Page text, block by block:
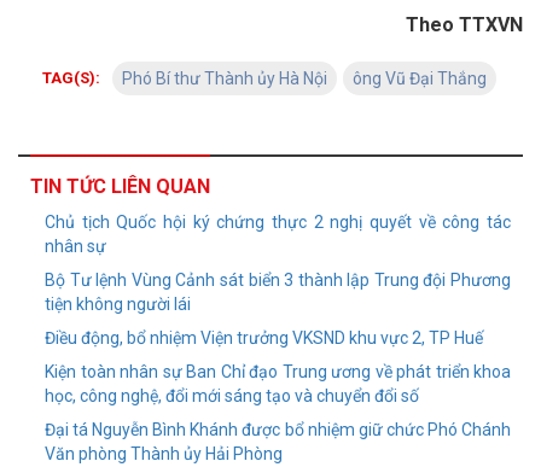
Theo TTXVN
TAG(S): Phó Bí thư Thành ủy Hà Nội ông Vũ Đại Thắng
TIN TỨC LIÊN QUAN
Chủ tịch Quốc hội ký chứng thực 2 nghị quyết về công tác
nhân sự
Bộ Tư lệnh Vùng Cảnh sát biển 3 thành lập Trung đội Phương
tiện không người lái
Điều động, bổ nhiệm Viện trưởng VKSND khu vực 2, TP Huế
Kiện toàn nhân sự Ban Chỉ đạo Trung ương về phát triển khoa
học, công nghệ, đổi mới sáng tạo và chuyển đổi số
Đại tá Nguyễn Bình Khánh được bổ nhiệm giữ chức Phó Chánh
Văn phòng Thành ủy Hải Phòng